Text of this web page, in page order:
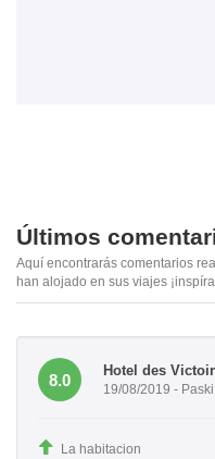
Últimos
Aquí encontrarás comentarios
han alojado en sus viajes
8.0
Hotel des
19/08/2019 -
La habitacion